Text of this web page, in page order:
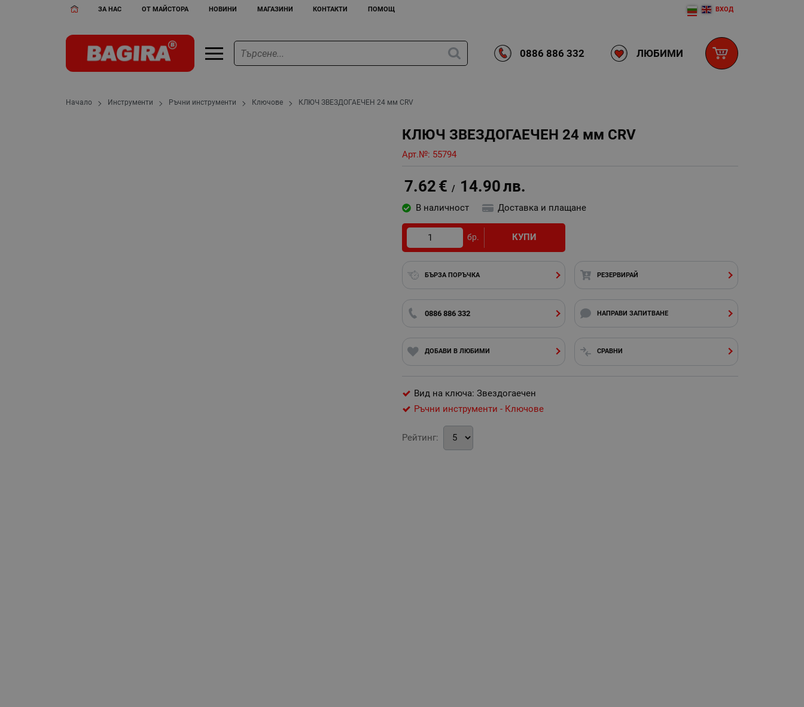
ЗА НАС ОТ МАЙСТОРА НОВИНИ МАГАЗИНИ КОНТАКТИ ПОМОЩ ВХОД
0886 886 332 ЛЮБИМИ
Начало Инструменти Ръчни инструменти Ключове КЛЮЧ ЗВЕЗДОГАЕЧЕН 24 мм CRV
КЛЮЧ ЗВЕЗДОГАЕЧЕН 24 мм CRV
Арт.№: 55794
7.62 € / 14.90лв.
В наличност Доставка и плащане
бр. КУПИ
БЪРЗА ПОРЪЧКА РЕЗЕРВИРАЙ
0886 886 332 НАПРАВИ ЗАПИТВАНЕ
ДОБАВИ В ЛЮБИМИ СРАВНИ
Вид на ключа: Звездогаечен
Ръчни инструменти - Ключове
Рейтинг: